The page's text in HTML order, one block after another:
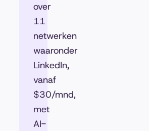
over
11
netwerken
waaronder
LinkedIn,
vanaf
$30/mnd,
met
AI-